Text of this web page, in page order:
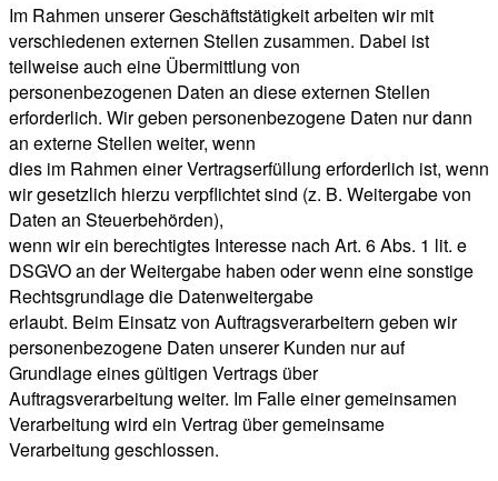
Im Rahmen unserer Geschäftstätigkeit arbeiten wir mit
verschiedenen externen Stellen zusammen. Dabei ist
teilweise auch eine Übermittlung von
personenbezogenen Daten an diese externen Stellen
erforderlich. Wir geben personenbezogene Daten nur dann
an externe Stellen weiter, wenn
dies im Rahmen einer Vertragserfüllung erforderlich ist, wenn
wir gesetzlich hierzu verpflichtet sind (z. B. Weitergabe von
Daten an Steuerbehörden),
wenn wir ein berechtigtes Interesse nach Art. 6 Abs. 1 lit. e
DSGVO an der Weitergabe haben oder wenn eine sonstige
Rechtsgrundlage die Datenweitergabe
erlaubt. Beim Einsatz von Auftragsverarbeitern geben wir
personenbezogene Daten unserer Kunden nur auf
Grundlage eines gültigen Vertrags über
Auftragsverarbeitung weiter. Im Falle einer gemeinsamen
Verarbeitung wird ein Vertrag über gemeinsame
Verarbeitung geschlossen.